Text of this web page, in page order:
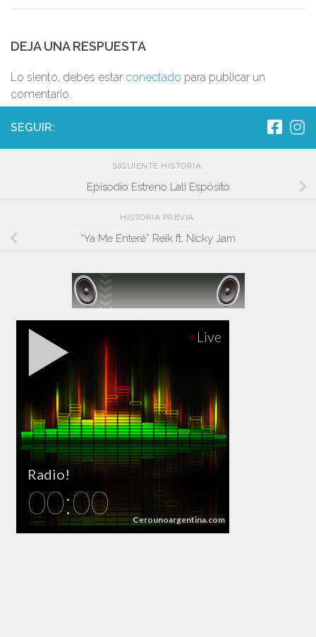
DEJA UNA RESPUESTA
Lo siento, debes estar conectado para publicar un
comentario.
SEGUIR:
SIGUIENTE HISTORIA
Episodio Estreno Lali Espósito
HISTORIA PREVIA
“Ya Me Enteré” Reik ft. Nicky Jam